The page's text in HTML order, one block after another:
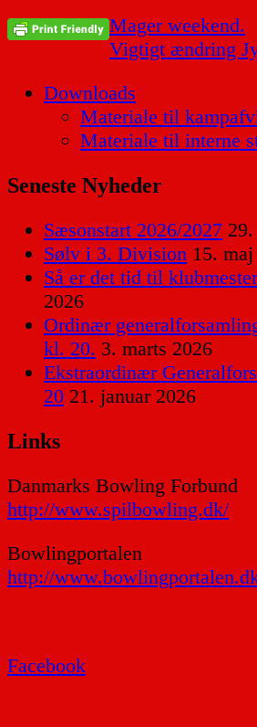
Indlægsnavigation
Mager weekend.
Vigtigt ændring
Downloads
Materiale til
Materiale til interne
Seneste Nyheder
Sæsonstart 2026/2027
Sølv i 3. Division 15.
Så er det tid til
2026
Ordinær
kl. 20. 3. marts 2026
Ekstraordinær
20 21. januar 2026
Links
Danmarks Bowling Forbund
http://www.spilbowling.dk/
Bowlingportalen
http://
Facebook